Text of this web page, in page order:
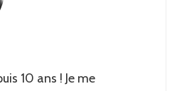
10 ans ! Je me